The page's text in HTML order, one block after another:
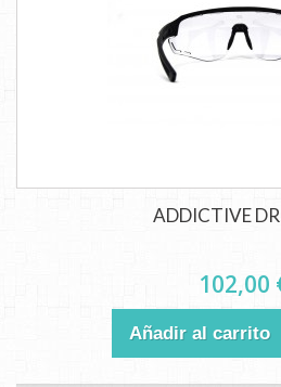
ADDICTIVE
102,00
Añadir al carrito